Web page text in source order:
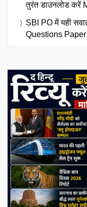
तुरंत डाउनलोड करें
SBI PO में यही
Questions